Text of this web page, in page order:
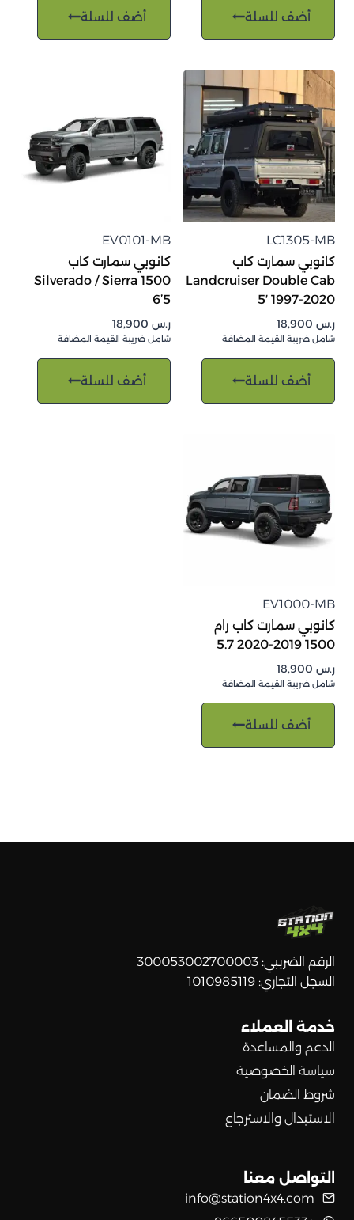
أضف للسلة أضف للسلة
LC1305-MB
كانوبي سمارت كاب
Landcruiser Double Cab
5′ 1997-2020
ر.س
شامل ضريبة القيمة المضافة
أضف للسلة
EV0101-MB
كانوبي سمارت كاب
Silverado / Sierra 1500
6’5
ر.س
شامل ضريبة القيمة المضافة
أضف للسلة
EV1000-MB
كانوبي سمارت كاب رام
1500 2019-2020 5.7
ر.س
شامل ضريبة القيمة المضافة
أضف للسلة
الرقم الضريبي: 300053002700003
السجل التجاري: 1010985119
خدمة العملاء
الدعم والمساعدة
سياسة الخصوصية
شروط الضمان
الاستبدال والاسترجاع
التواصل معنا
info@station4x4.com